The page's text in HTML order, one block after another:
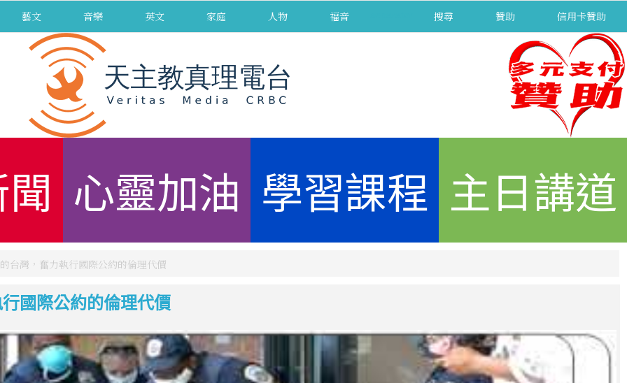
藝文 音樂 英文 家庭 人物 福音 搜尋 贊助 信用卡贊助
心靈加油 學習課程 主日講道
台灣，奮力執行國際公約的倫理代價
國際公約的倫理代價